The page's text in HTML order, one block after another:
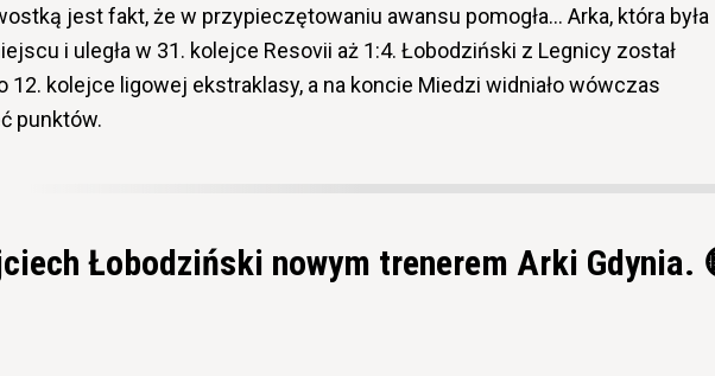
jest fakt, że w przypieczętowaniu awansu pomogła… Arka, która była
i uległa w 31. kolejce Resovii aż 1:4. Łobodziński z Legnicy został
12. kolejce ligowej ekstraklasy, a na koncie Miedzi widniało wówczas
punktów.
Łobodziński nowym trenerem Arki Gdynia.